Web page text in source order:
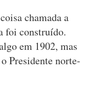
chamada a
foi construído.
em 1902, mas
Presidente norte-